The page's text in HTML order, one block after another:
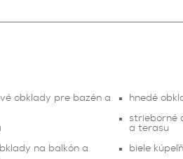
obklady pre bazén a
na balkón a
hnedé
strieborné
a terasu
biele